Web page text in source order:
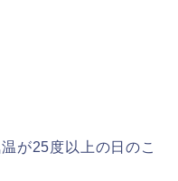
が25度以上の日のこ